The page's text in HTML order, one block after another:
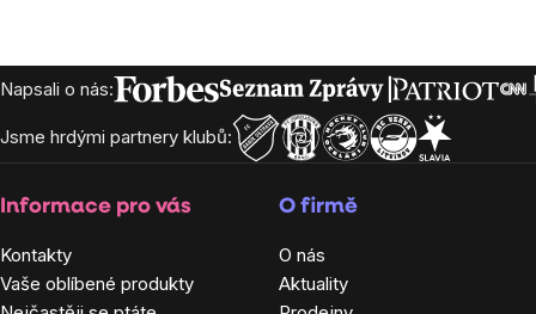
Zápatí
Napsali o nás:
Jsme hrdými partnery klubů:
Informace pro vás
Kontakty
Vaše oblíbené produkty
O firmě
O nás
Aktuality